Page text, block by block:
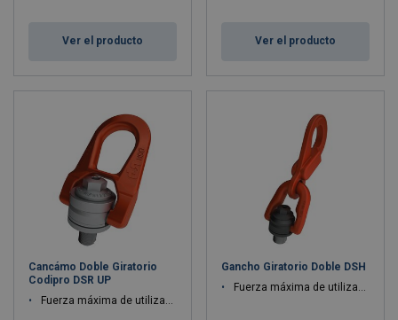
Ver el producto Ver el producto
Cancámo Doble Giratorio
Codipro DSR UP
Fuerza máxima de utilización WLL: 0.07 - 6.7 ton
Gancho Giratorio Doble DSH
Fuerza máxima de utilización WLL: 0.4 - 2.5 ton